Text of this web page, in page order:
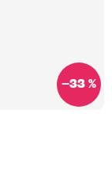
–33 %